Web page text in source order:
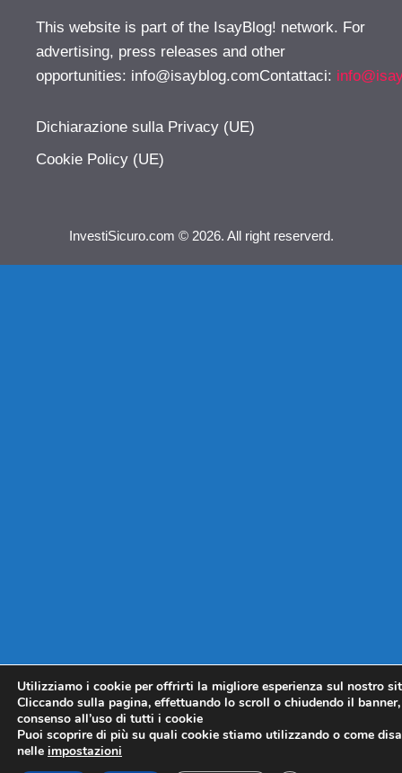
This website is part of the IsayBlog! network. For
advertising, press releases and other
opportunities: info@isayblog.comContattaci:
Dichiarazione sulla Privacy (UE)
Cookie Policy (UE)
InvestiSicuro.com © 2026. All right reserverd.
Utilizziamo i cookie per offrirti la migliore esperienza sul nostro
Cliccando sulla pagina, effettuando lo scroll o chiudendo il
consenso all’uso di tutti i cookie
Puoi scoprire di più su quali cookie stiamo utilizzando o come
nelle impostazioni